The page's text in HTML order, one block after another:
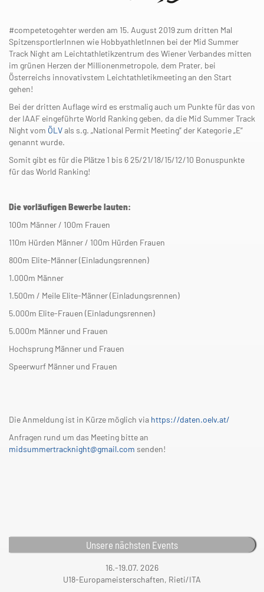
#competetogehter werden am 15. August 2019 zum dritten Mal
SpitzensportlerInnen wie HobbyathletInnen bei der Mid Summer
Track Night am Leichtathletikzentrum des Wiener Verbandes mitten
im grünen Herzen der Millionenmetropole, dem Prater, bei
Österreichs innovativstem Leichtathletikmeeting an den Start
gehen!
Bei der dritten Auflage wird es erstmalig auch um Punkte für das von
der IAAF eingeführte World Ranking geben, da die Mid Summer Track
Night vom ÖLVals s.g. „National Permit Meeting“ der Kategorie „E“
genannt wurde.
Somit gibt es für die Plätze 1 bis 6 25/21/18/15/12/10 Bonuspunkte
für das World Ranking!
Die vorläufigen Bewerbe lauten:
100m Männer / 100m Frauen
110m Hürden Männer / 100m Hürden Frauen
800m Elite-Männer (Einladungsrennen)
1.000m Männer
1.500m / Meile Elite-Männer (Einladungsrennen)
5.000m Elite-Frauen (Einladungsrennen)
5.000m Männer und Frauen
Hochsprung Männer und Frauen
Speerwurf Männer und Frauen
Die Anmeldung ist in Kürze möglich via https://daten.oelv.at/
Anfragen rund um das Meeting bitte an
midsummertracknight@gmail.com senden!
Unsere nächsten Events
16.-19.07. 2026
U18-Europameisterschaften, Rieti/ITA